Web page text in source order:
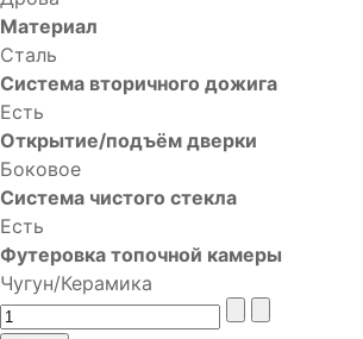
Материал
Сталь
Система вторичного дожига
Есть
Открытие/подъём дверки
Боковое
Система чистого стекла
Есть
Футеровка топочной камеры
Чугун/Керамика